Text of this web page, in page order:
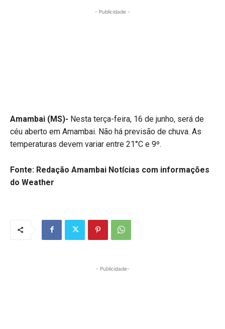
- Publicidade -
Amambai (MS)- Nesta terça-feira, 16 de junho, será de
céu aberto em Amambai. Não há previsão de chuva. As
temperaturas devem variar entre 21°C e 9º.
Fonte: Redação Amambai Notícias com informações
do Weather
- Publicidade-